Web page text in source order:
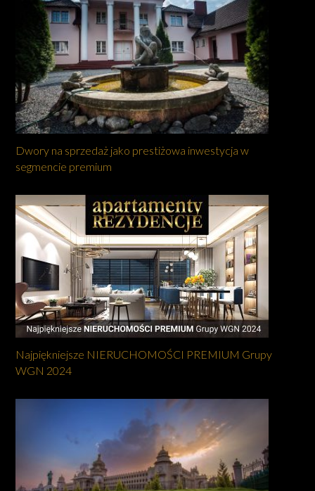
Dwory na sprzedaż jako prestiżowa inwestycja w
segmencie premium
Najpiękniejsze NIERUCHOMOŚCI PREMIUM Grupy
WGN 2024